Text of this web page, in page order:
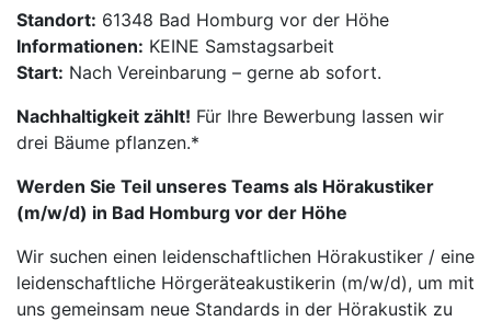
Standort: 61348 Bad Homburg vor der Höhe
Informationen: KEINE Samstagsarbeit
Start: Nach Vereinbarung – gerne ab sofort.
Nachhaltigkeit zählt! Für Ihre Bewerbung lassen wir
drei Bäume pflanzen.*
Werden Sie Teil unseres Teams als Hörakustiker
(m/w/d) in Bad Homburg vor der Höhe
Wir suchen einen leidenschaftlichen Hörakustiker / eine
leidenschaftliche Hörgeräteakustikerin (m/w/d), um mit
uns gemeinsam neue Standards in der Hörakustik zu